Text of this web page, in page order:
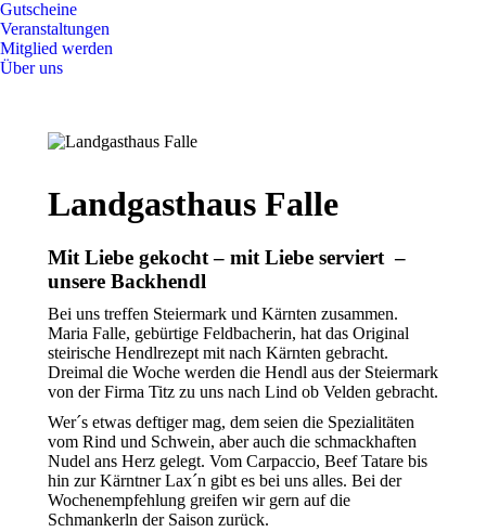
Gutscheine
Veranstaltungen
Mitglied werden
Über uns
Landgasthaus Falle
Mit Liebe gekocht – mit Liebe serviert –
unsere Backhendl
Bei uns treffen Steiermark und Kärnten zusammen.
Maria Falle, gebürtige Feldbacherin, hat das Original
steirische Hendlrezept mit nach Kärnten gebracht.
Dreimal die Woche werden die Hendl aus der Steiermark
von der Firma Titz zu uns nach Lind ob Velden gebracht.
Wer´s etwas deftiger mag, dem seien die Spezialitäten
vom Rind und Schwein, aber auch die schmackhaften
Nudel ans Herz gelegt. Vom Carpaccio, Beef Tatare bis
hin zur Kärntner Lax´n gibt es bei uns alles. Bei der
Wochenempfehlung greifen wir gern auf die
Schmankerln der Saison zurück.